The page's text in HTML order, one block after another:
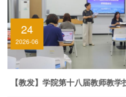
规章制度
信息公开
教师发展
顺利举行
09
2026-06
学院领导应邀